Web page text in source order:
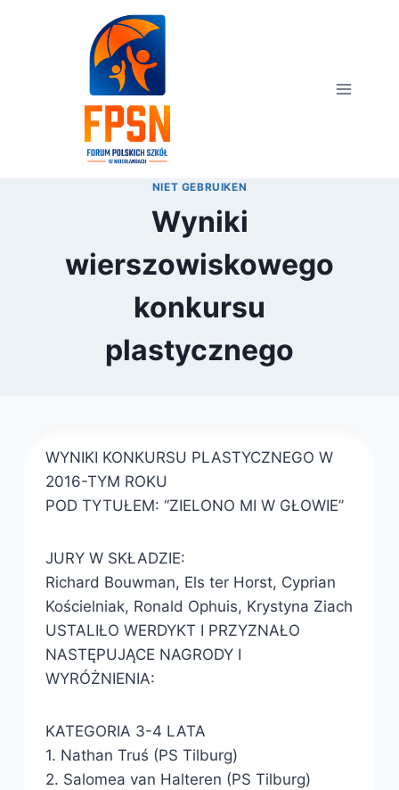
NIET GEBRUIKEN
Wyniki
wierszowiskowego
konkursu
plastycznego
WYNIKI KONKURSU PLASTYCZNEGO W
2016-TYM ROKU
POD TYTUŁEM: ‘‘ZIELONO MI W GŁOWIE’’
JURY W SKŁADZIE:
Richard Bouwman, Els ter Horst, Cyprian
Kościelniak, Ronald Ophuis, Krystyna Ziach
USTALIŁO WERDYKT I PRZYZNAŁO
NASTĘPUJĄCE NAGRODY I
WYRÓŻNIENIA:
KATEGORIA 3-4 LATA
1. Nathan Truś (PS Tilburg)
2. Salomea van Halteren (PS Tilburg)